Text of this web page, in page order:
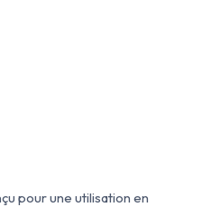
pour une utilisation en